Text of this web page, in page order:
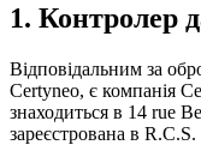
1. Контролер
Відповідальним за
Certyneo, є компанія
знаходиться в 14 rue
зареєстрована в